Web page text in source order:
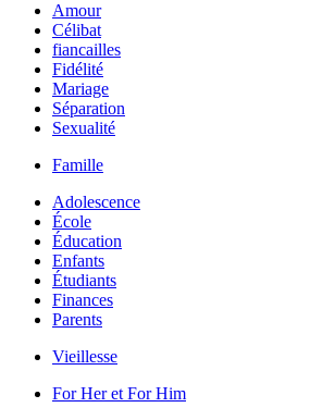
Amour
Célibat
fiancailles
Fidélité
Mariage
Séparation
Sexualité
Famille
Adolescence
École
Éducation
Enfants
Étudiants
Finances
Parents
Vieillesse
For Her et For Him